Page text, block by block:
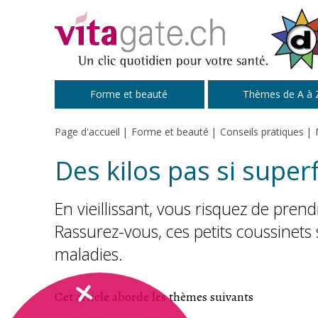
Forme et beauté Thèmes de A à
Page d'accueil Forme et beauté Conseils pratiques
Des kilos pas si
En vieillissant, vous risquez de
Rassurez-vous, ces petits
maladies.
Cet article aborde les thèmes suivants